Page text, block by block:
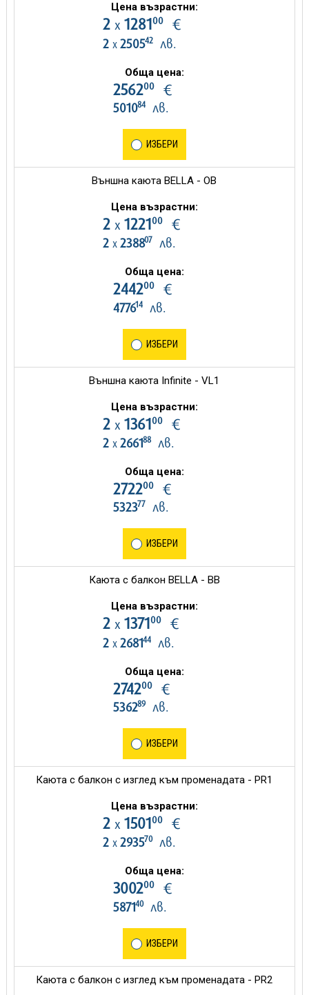
Цена възрастни:
2 х 128100€
2 х 250542лв.
Обща цена:
256200€
501084лв.
ИЗБЕРИ
Външна каюта BELLA - OB
Цена възрастни:
2 х 122100€
2 х 238807лв.
Обща цена:
244200€
477614лв.
ИЗБЕРИ
Външна каюта Infinite - VL1
Цена възрастни:
2 х 136100€
2 х 266188лв.
Обща цена:
272200€
532377лв.
ИЗБЕРИ
Каюта с балкон BELLA - BB
Цена възрастни:
2 х 137100€
2 х 268144лв.
Обща цена:
274200€
536289лв.
ИЗБЕРИ
Каюта с балкон с изглед към променадата - PR1
Цена възрастни:
2 х 150100€
2 х 293570лв.
Обща цена:
300200€
587140лв.
ИЗБЕРИ
Каюта с балкон с изглед към променадата - PR2